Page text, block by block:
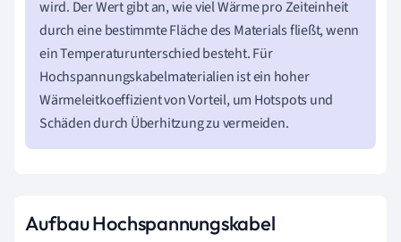
wird. Der Wert gibt an, wie viel Wärme pro Zeiteinheit
durch eine bestimmte Fläche des Materials fließt, wenn
ein Temperaturunterschied besteht. Für
Hochspannungskabelmaterialien ist ein hoher
Wärmeleitkoeffizient von Vorteil, um Hotspots und
Schäden durch Überhitzung zu vermeiden.
Aufbau Hochspannungskabel